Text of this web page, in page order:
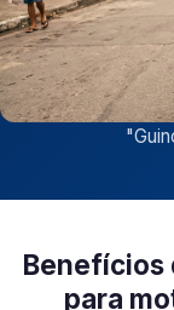
"
Benefícios
para